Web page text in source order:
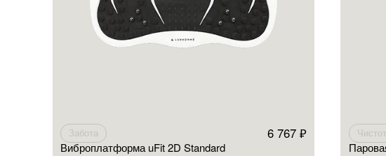
Забота
Виброплатформа uFit 2D Standard
6 767 ₽